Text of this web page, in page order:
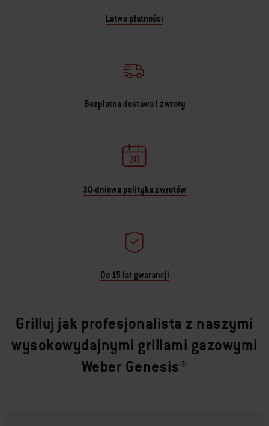
Łatwe płatności
Bezpłatna dostawa i zwroty
30-dniowa polityka zwrotów
Do 15 lat gwarancji
Grilluj jak profesjonalista z naszymi
wysokowydajnymi grillami gazowymi
Weber Genesis®